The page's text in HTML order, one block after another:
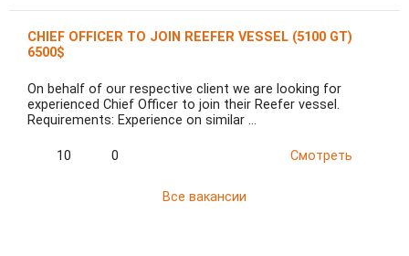
CHIEF OFFICER TO JOIN REEFER VESSEL (5100 GT)
6500$
On behalf of our respective client we are looking for
experienced Chief Officer to join their Reefer vessel.
Requirements: Experience on similar …
10 0 Смотреть
Все вакансии